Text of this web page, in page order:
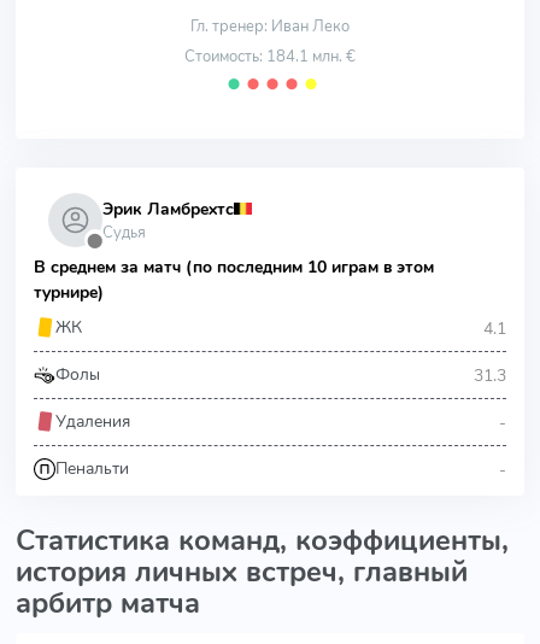
Гл. тренер: Иван Леко
Стоимость: 184.1 млн. €
⬤ ⬤ ⬤ ⬤ ⬤
⬤
Эрик Ламбрехтс
Судья
В среднем за матч (по последним 10 играм в этом
турнире)
ЖК
4.1
Фолы 31.3
Удаления -
Пенальти -
Статистика команд, коэффициенты,
история личных встреч, главный
арбитр матча